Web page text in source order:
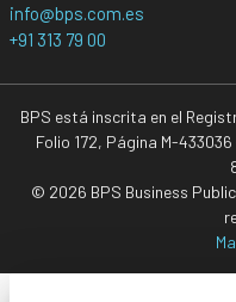
info@bps.com.es
+91 313 79 00
BPS está inscrita en el
Folio 172, Página M-
© 2026 BPS Business